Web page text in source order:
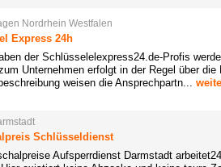
Nordrhein Westfalen
Express 24h
der Schlüsselelexpress24.de-Profis
Unternehmen erfolgt in der Regel über
weisen die Ansprechpartn...
Schlüsseldienst
Aufsperrdienst Darmstadt